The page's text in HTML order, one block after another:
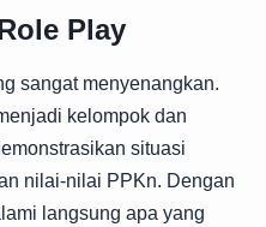
Play
sangat menyenangkan.
kelompok dan
situasi
nilai-nilai PPKn. Dengan
langsung apa yang